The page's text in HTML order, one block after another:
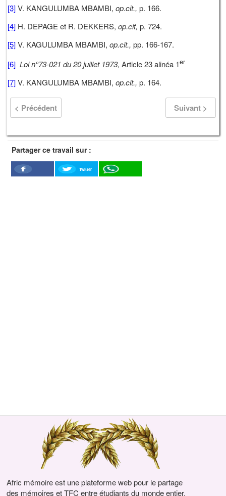
[3]V. KANGULUMBA MBAMBI,op.cit.,p. 166.
[4] H. DEPAGE et R. DEKKERS,op.cit,p. 724.
[5]V. KAGULUMBA MBAMBI,op.cit.,pp. 166-167.
[6] Loi n°73-021 du 20 juillet 1973,Article 23 alinéa 1er
[7]V. KANGULUMBA MBAMBI,op.cit.,p. 164.
< Précédent Suivant >
Partager ce travail sur :
Facebook
Twitter
Afric mémoire est une plateforme web pour le partage
des mémoires et TFC entre étudiants du monde entier.